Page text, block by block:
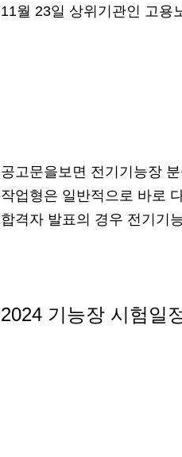
11월 23일 상위기관인 고용
공고문을보면 전기기능장
작업형은 일반적으로 바로
합격자 발표의 경우 전기기
2024 기능장 시험일